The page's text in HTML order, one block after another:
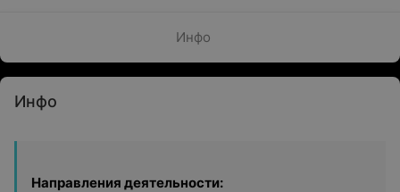
Инфо
Инфо
Направления деятельности: